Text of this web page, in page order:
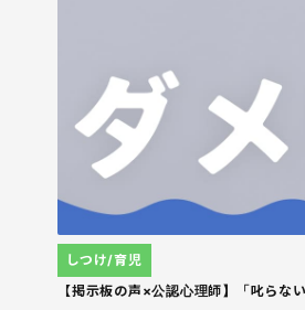
【掲示板の声×公認心理師】「叱らな
しつけ/育児